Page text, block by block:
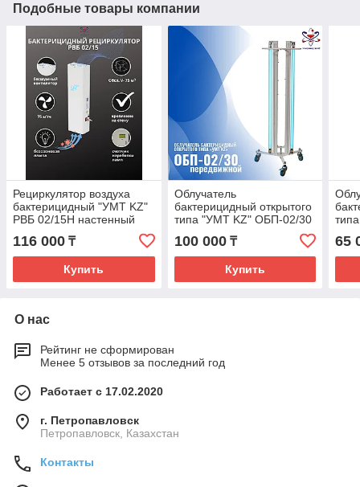
Подобные товары компании
Рециркулятор воздуха
бактерицидный "УМТ KZ"
РВБ 02/15Н настенный
116 000 ₸
Купить
Облучатель
бактерицидный открытого
типа "УМТ KZ" ОБП-02/30
передвижной
100 000₸
Купить
65
О нас
Рейтинг не сформирован
Менее 5 отзывов за последний год
Работает с 17.02.2020
г. Петропавловск
Петропавловск, Казахстан
Контакты